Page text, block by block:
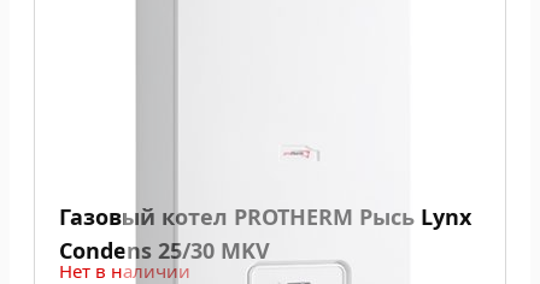
Газовый котел PROTHERM Рысь Lynx
Condens 25/30 MKV
Нет в наличии